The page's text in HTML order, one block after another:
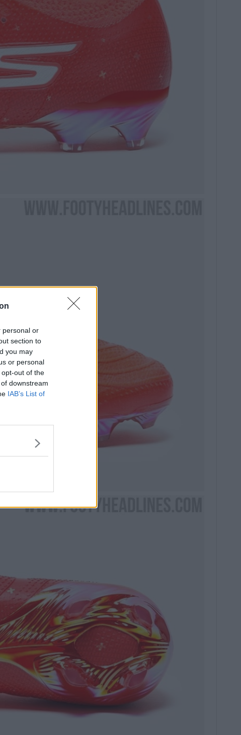
personal or
section to
you may
or personal
out of the
downstream
IAB’s List of